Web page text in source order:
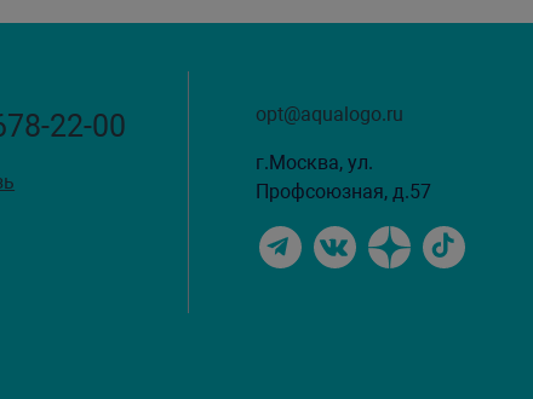
22-00 opt@aqualogo.ru
г.Москва, ул.
Профсоюзная, д.57